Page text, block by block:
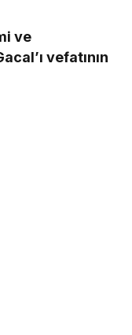
ve
vefatının